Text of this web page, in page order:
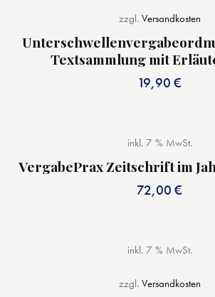
Textsammlung mit
19,90 €
zzgl. Versandkosten
VergabePrax Zeitschrift im
72,00 €
inkl. 7 % MwSt.
inkl. 7 % MwSt.
zzgl. Versandkosten